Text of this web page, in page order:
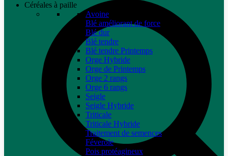
Céréales à paille
Avoine
Blé améliorant de force
Blé dur
Blé tendre
Blé tendre Printemps
Orge Hybride
Orge de Printemps
Orge 2 rangs
Orge 6 rangs
Seigle
Seigle Hybride
Triticale
Triticale Hybride
Traitement de semences
Féverole
Pois protéagineux